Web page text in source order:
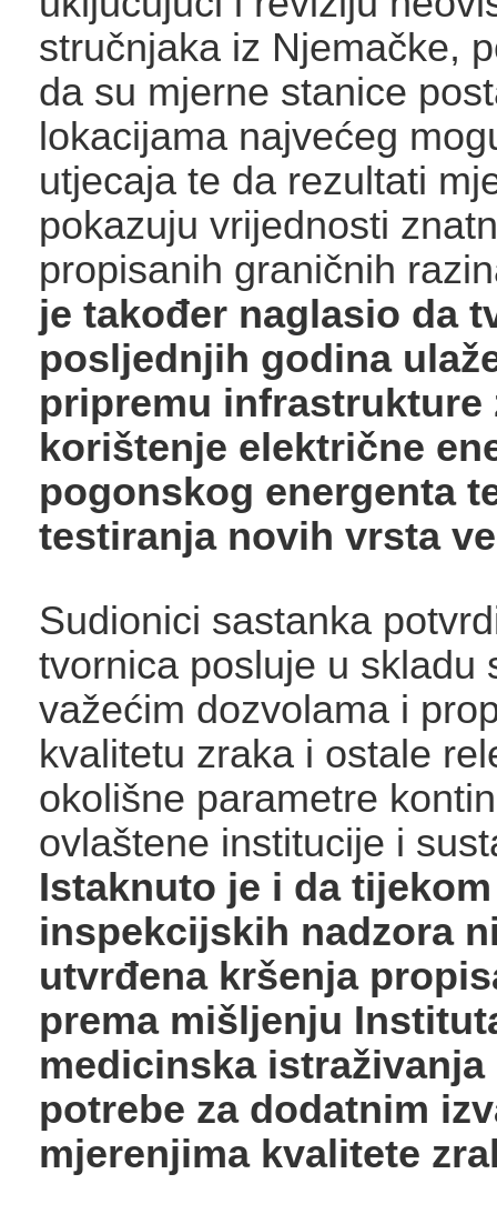
stručnjaka iz Njemačke,
da su mjerne stanice
lokacijama najvećeg
utjecaja te da rezultati
pokazuju vrijednosti
propisanih graničnih
je također naglasio da
posljednjih godina
pripremu infrastrukture
korištenje električne
pogonskog energenta
testiranja novih vrsta
Sudionici sastanka
tvornica posluje u skladu
važećim dozvolama i
kvalitetu zraka i ostale
okolišne parametre
ovlaštene institucije i
Istaknuto je i da
inspekcijskih nadzora
utvrđena kršenja
prema mišljenju
medicinska
potrebe za dodatnim
mjerenjima kvalitete